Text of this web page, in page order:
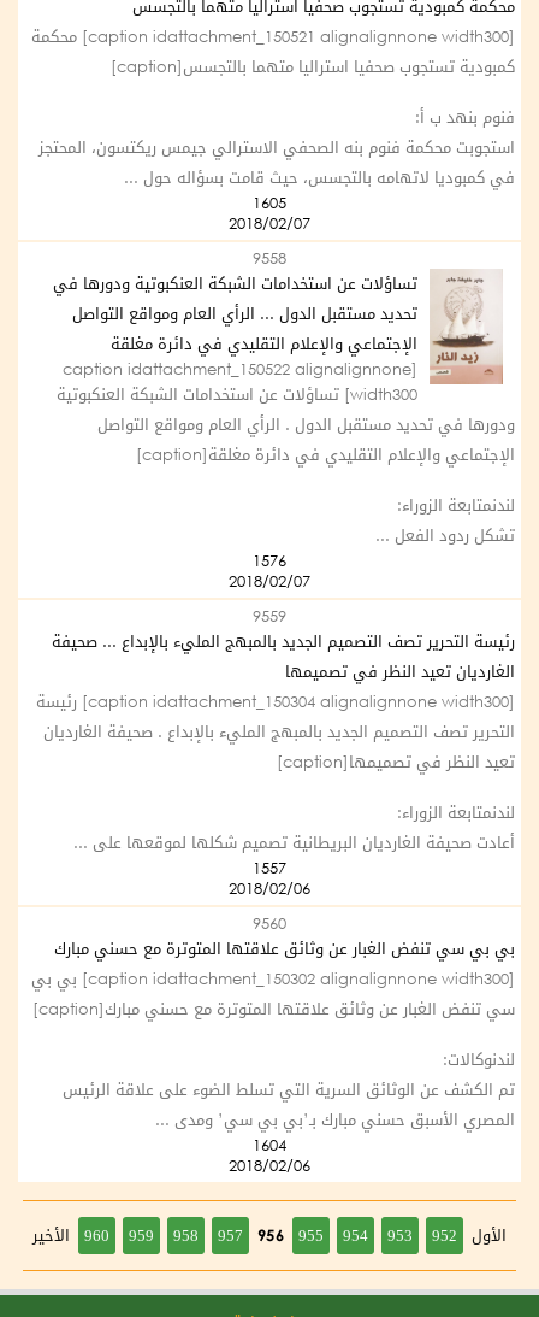
محكمة كمبودية تستجوب صحفيا استراليا متهما بالتجسس
[caption idattachment_150521 alignalignnone width300] محكمة
كمبودية تستجوب صحفيا استراليا متهما بالتجسس[caption]
فنوم بنهد ب أ:
استجوبت محكمة فنوم بنه الصحفي الاسترالي جيمس ريكتسون، المحتجز
في كمبوديا لاتهامه بالتجسس، حيث قامت بسؤاله حول ...
1605
2018/02/07
9558
تساؤلات عن استخدامات الشبكة العنكبوتية ودورها في
تحديد مستقبل الدول ... الرأي العام ومواقع التواصل
الإجتماعي والإعلام التقليدي في دائرة مغلقة
[caption idattachment_150522 alignalignnone
width300] تساؤلات عن استخدامات الشبكة العنكبوتية
ودورها في تحديد مستقبل الدول . الرأي العام ومواقع التواصل
الإجتماعي والإعلام التقليدي في دائرة مغلقة[caption]
لندنمتابعة الزوراء:
تشكل ردود الفعل ...
1576
2018/02/07
9559
رئيسة التحرير تصف التصميم الجديد بالمبهج المليء بالإبداع ... صحيفة
الغارديان تعيد النظر في تصميمها
[caption idattachment_150304 alignalignnone width300] رئيسة
التحرير تصف التصميم الجديد بالمبهج المليء بالإبداع . صحيفة الغارديان
تعيد النظر في تصميمها[caption]
لندنمتابعة الزوراء:
أعادت صحيفة الغارديان البريطانية تصميم شكلها لموقعها على ...
1557
2018/02/06
9560
بي بي سي تنفض الغبار عن وثائق علاقتها المتوترة مع حسني مبارك
[caption idattachment_150302 alignalignnone width300] بي بي
سي تنفض الغبار عن وثائق علاقتها المتوترة مع حسني مبارك[caption]
لندنوكالات:
تم الكشف عن الوثائق السرية التي تسلط الضوء على علاقة الرئيس
المصري الأسبق حسني مبارك بـ’بي بي سي’ ومدى ...
1604
2018/02/06
الأول 956 الأخير